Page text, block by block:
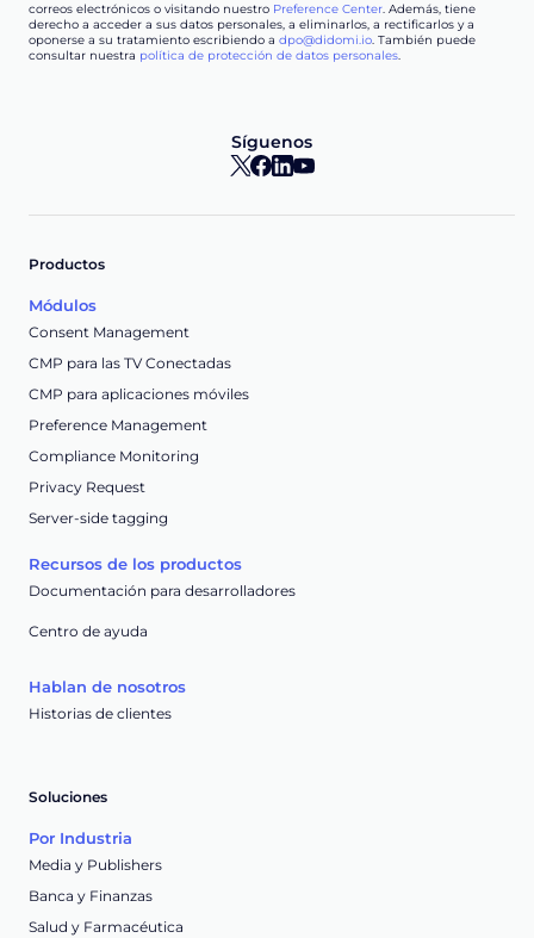
correos electrónicos o visitando nuestro Preference Center. Además, tiene
derecho a acceder a sus datos personales, a eliminarlos, a rectificarlos y a
oponerse a su tratamiento escribiendo a dpo@didomi.io. También puede
consultar nuestra política de protección de datos personales.
Síguenos
Productos
Módulos
Consent Management
CMP para las TV Conectadas
CMP para aplicaciones móviles
Preference Management
Compliance Monitoring
Privacy Request
Server-side tagging
Recursos de los productos
Documentación para desarrolladores
Centro de ayuda
Hablan de nosotros
Historias de clientes
Soluciones
Por Industria
Media y Publishers
Banca y Finanzas
Salud y Farmacéutica